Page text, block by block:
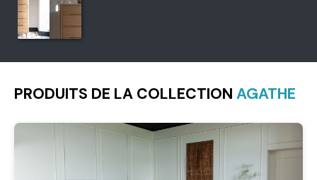
PRODUITS DE LA COLLECTION AGATHE